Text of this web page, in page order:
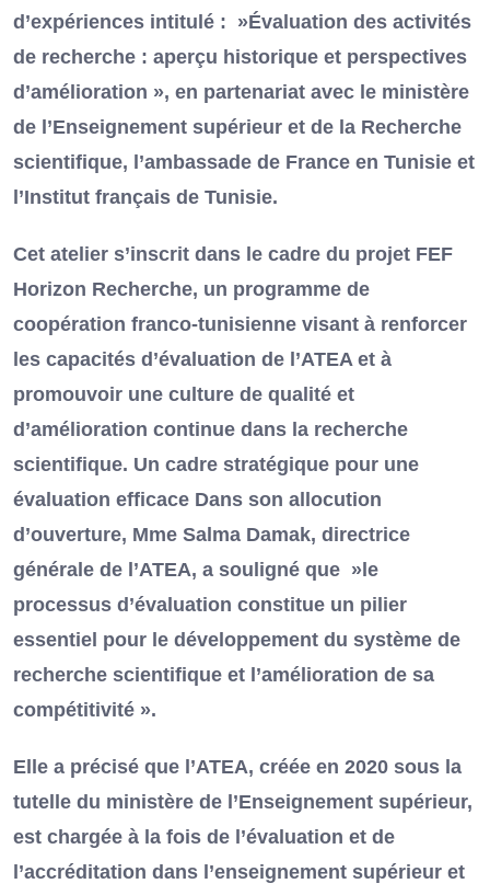
d’expériences intitulé : »Évaluation des activités
de recherche : aperçu historique et perspectives
d’amélioration », en partenariat avec le ministère
de l’Enseignement supérieur et de la Recherche
scientifique, l’ambassade de France en Tunisie et
l’Institut français de Tunisie.
Cet atelier s’inscrit dans le cadre du projet FEF
Horizon Recherche, un programme de
coopération franco-tunisienne visant à renforcer
les capacités d’évaluation de l’ATEA et à
promouvoir une culture de qualité et
d’amélioration continue dans la recherche
scientifique. Un cadre stratégique pour une
évaluation efficace Dans son allocution
d’ouverture, Mme Salma Damak, directrice
générale de l’ATEA, a souligné que »le
processus d’évaluation constitue un pilier
essentiel pour le développement du système de
recherche scientifique et l’amélioration de sa
compétitivité ».
Elle a précisé que l’ATEA, créée en 2020 sous la
tutelle du ministère de l’Enseignement supérieur,
est chargée à la fois de l’évaluation et de
l’accréditation dans l’enseignement supérieur et